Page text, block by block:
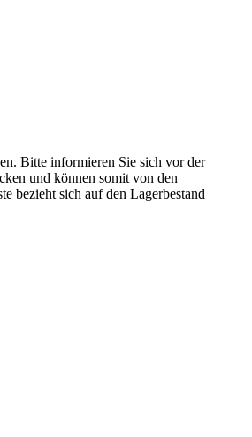
Bitte informieren Sie sich vor der
und können somit von den
bezieht sich auf den Lagerbestand